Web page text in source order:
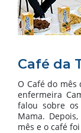
Café da
O Café do
enfermeira
falou sobre
Mama.
mês e o café